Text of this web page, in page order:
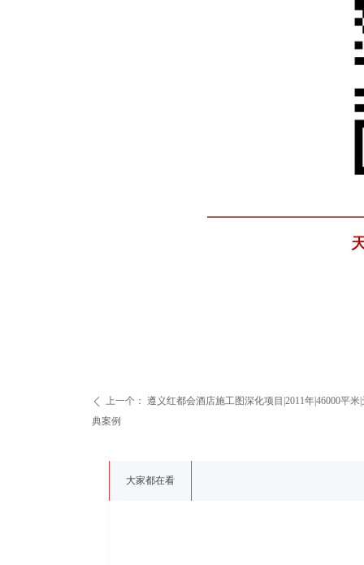
大家都在看
ꄴ 上一个： 遵义红都会酒店施工图深化项目|2011年|46000平
典案例